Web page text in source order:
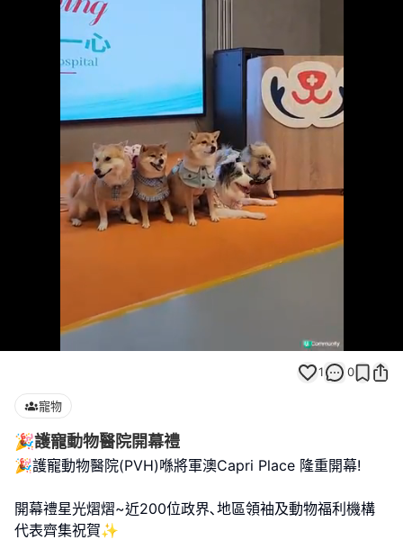
100.00%
1 0
寵物
🎉護寵動物醫院開幕禮
🎉護寵動物醫院(PVH)喺將軍澳Capri Place 隆重開幕!
開幕禮星光熠熠~近200位政界､地區領袖及動物福利機構
代表齊集祝賀✨